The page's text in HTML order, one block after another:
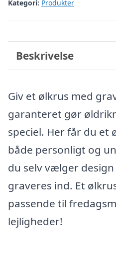
Kategori: Produkter
Beskrivelse
Giv et ølkrus med
garanteret gør
speciel. Her får du et
både personligt og
du selv vælger
graveres ind. Et
passende til
lejligheder!